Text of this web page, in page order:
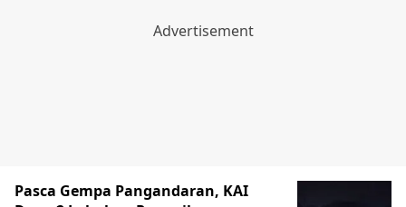
Pasca Gempa Pangandaran, KAI